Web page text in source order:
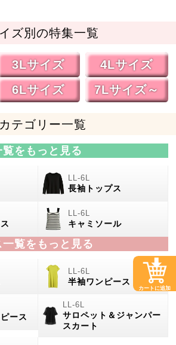
ズ別の特集一覧
3Lサイズ
4Lサイズ
6Lサイズ 7Lサイズ～
カテゴリー一覧
覧をもっと見る
長袖トップス
キャミソール
一覧をもっと見る
半袖ワンピース
ース
サロペット＆ジャンパー
スカート
カートに追加